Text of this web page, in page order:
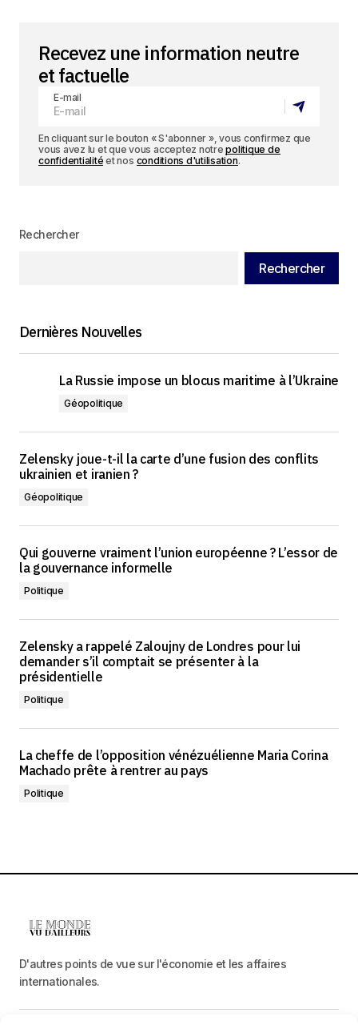
Recevez une information neutre
et factuelle
E-mail
En cliquant sur le bouton « S'abonner », vous confirmez que
vous avez lu et que vous acceptez notrepolitique de
confidentialité et nos conditions d'utilisation.
Rechercher
Rechercher
Dernières Nouvelles
La Russie impose un blocus maritime à l’Ukraine
Géopolitique
Zelensky joue-t-il la carte d’une fusion des conflits
ukrainien et iranien ?
Géopolitique
Qui gouverne vraiment l’union européenne ? L’essor de
la gouvernance informelle
Politique
Zelensky a rappelé Zaloujny de Londres pour lui
demander s’il comptait se présenter à la
présidentielle
Politique
La cheffe de l’opposition vénézuélienne Maria Corina
Machado prête à rentrer au pays
Politique
D'autres points de vue sur l'économie et les affaires
internationales.